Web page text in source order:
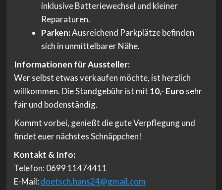
inklusive Batteriewechsel und kleiner
Reparaturen.
Parken:Ausreichend Parkplätze befinden
sich in unmittelbarer Nähe.
Informationen für Aussteller:
Wer selbst etwas verkaufen möchte, ist herzlich
willkommen. Die Standgebühr ist mit 10,- Euro sehr
fair und bodenständig.
Kommt vorbei, genießt die gute Verpflegung und
findet euer nächstes Schnäppchen!
Kontakt & Info:
Telefon: 0699 11474411
E-Mail: doetsch.hans24@gmail.com